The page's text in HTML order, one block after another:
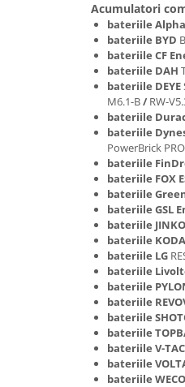
Acumulatori
bateriile Alpha
bateriile BYD
bateriile CF
bateriile DAH
bateriile DEYE
M6.1-B/ RW-
bateriile
bateriile
PowerBrick PRO
bateriile
bateriile FOX
bateriile
bateriile GSL
bateriile JINKO
bateriile
bateriile LG
bateriile
bateriile
bateriile
bateriile
bateriile
bateriile V-TAC
bateriile
bateriile WECO